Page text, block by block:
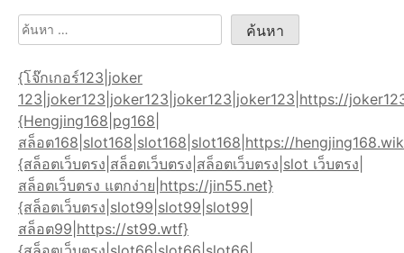
ค้นหา
{โจ๊กเกอร์123|joker
123|joker123|joker123|joker123|joker123|https://
{Hengjing168|pg168|
สล็อต168|slot168|slot168|slot168|https://
{สล็อตเว็บตรง|สล็อตเว็บตรง|สล็อตเว็บตรง|slot เว็บตรง|
สล็อตเว็บตรง แตกง่าย|https://jin55.net}
{สล็อตเว็บตรง|slot99|slot99|slot99|
สล็อต99|https://st99.wtf}